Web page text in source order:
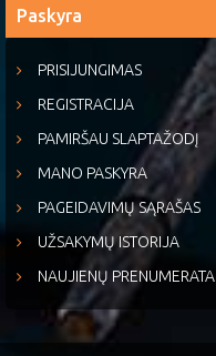
Paskyra
PRISIJUNGIMAS
REGISTRACIJA
PAMIRŠAU SLAPTAŽODĮ
MANO PASKYRA
PAGEIDAVIMŲ SĄRAŠAS
UŽSAKYMŲ ISTORIJA
NAUJIENŲ PRENUMERATA